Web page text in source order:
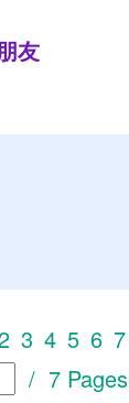
友
3 4 5 6 7
/ 7 Pages